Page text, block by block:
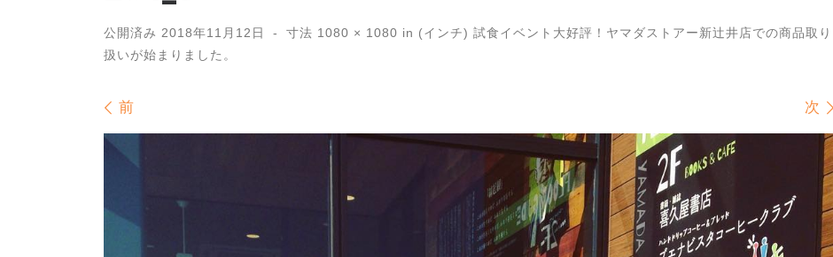
公開済み 2018年11月12日 - 寸法 1080 × 1080 in (インチ) 試食イベント大好評！ヤマダストアー新辻井店での商品取り
扱いが始まりました。
画像ナビゲーション
前 次